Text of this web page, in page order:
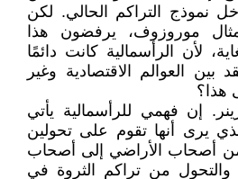
نموذج التراكم الحالي. لكن
موروزوف، يرفضون هذا
لأن الرأسمالية كانت دائمًا
العوالم الاقتصادية وغير
هذا؟
إن فهمي للرأسمالية يأتي
يرى أنها تقوم على تحولين
أصحاب الأراضي إلى أصحاب
والتحول من تراكم الثروة في